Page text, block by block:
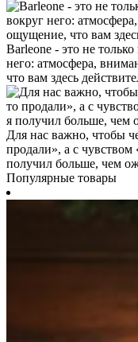
Barleone - это не
него: атмосфера,
что вам здесь
Для нас важно, чтобы
продали», а с
получил больше, чем
Популярные товары